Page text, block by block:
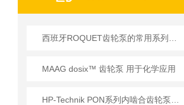
MAAG dosix™ 齿轮泵 用于化学应用